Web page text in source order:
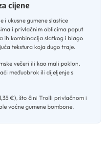
cijene
ukusne gumene slastice
i privlačnim oblicima poput
ih kombinacija slatkog i blago
tekstura koja dugo traje.
večeri ili kao mali poklon.
međuobrok ili dijeljenje s
€), što čini Trolli privlačnom i
voćne gumene bombone.